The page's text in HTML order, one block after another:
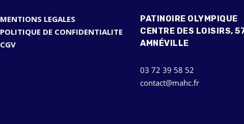
MENTIONS LEGALES
POLITIQUE DE CONFIDENTIALITE
CGV
PATINOIRE OLYMPIQUE
CENTRE DES LOISIRS,
AMNÉVILLE
03 72 39 58 52
contact@mahc.fr